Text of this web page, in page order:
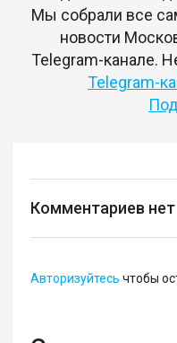
Мы собрали все
новости
Telegram-канале.
Telegram-
Комментариев нет
Авторизуйтесь чтобы